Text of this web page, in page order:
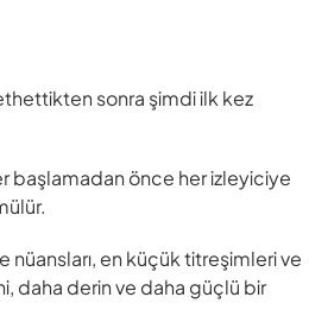
sonra şimdi ilk kez
başlamadan önce her izleyiciye
nüansları, en küçük titreşimleri ve
daha derin ve daha güçlü bir